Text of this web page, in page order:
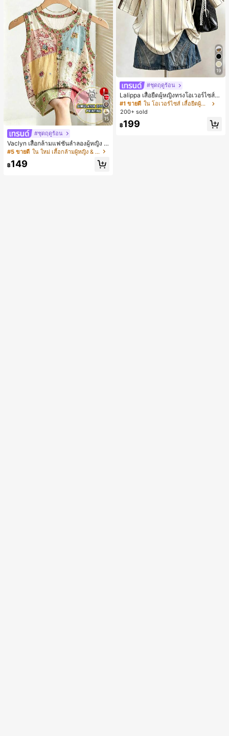
15
#ชุดฤดูร้อน
Vaclyn เสื้อกล้ามแฟชั่นลำลองผู้หญิง ล
ายแพตช์เวิร์ก แขนกุด คอกลม ติดกระดุ
#5 ขายดี ใน ใหม่ เสื้อกล้ามผู้หญิง & Camis
฿149
19
#ชุดฤดูร้อน
Lalippa เสื้อยืดผู้หญิงทรงโอเวอร์ไซส์ค
วามยาวกลาง คอกลม ไหล่ตก ลายพิมพ์
ตัวอักษรและลายทางแนวตั้ง สไตล์แฟชั่
#1 ขายดี
ใน โอเวอร์ไซส์ เสื้อยืดผู้หญิง
200+ sold
฿199